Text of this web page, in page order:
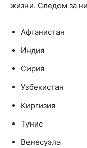
жизни. Следом за
Афганистан
Индия
Сирия
Узбекистан
Киргизия
Тунис
Венесуэла